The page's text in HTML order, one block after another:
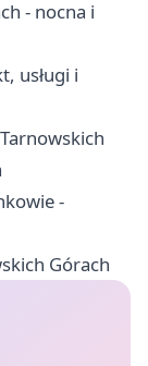
- nocna i
usługi i
-
Górach